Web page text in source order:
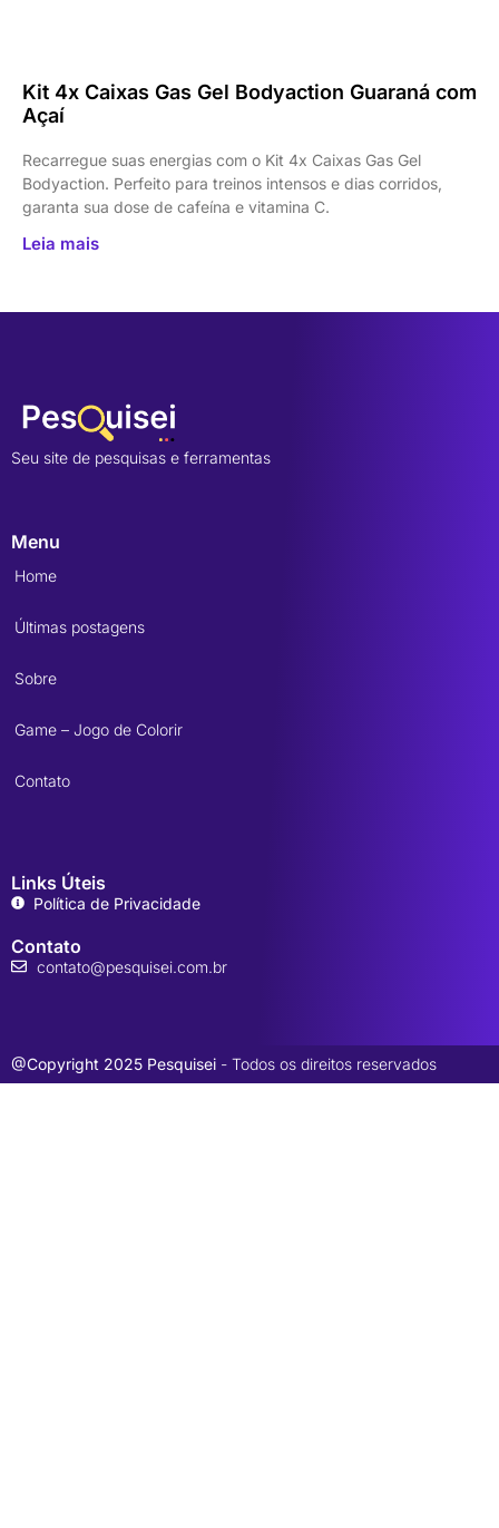
Kit 4x Caixas Gas Gel Bodyaction Guaraná com
Açaí
Recarregue suas energias com o Kit 4x Caixas Gas Gel
Bodyaction. Perfeito para treinos intensos e dias corridos,
garanta sua dose de cafeína e vitamina C.
Leia mais
Seu site de pesquisas e ferramentas
Menu
Home
Últimas postagens
Sobre
Game – Jogo de Colorir
Contato
Links Úteis
Política de Privacidade
Contato
contato@pesquisei.com.br
@Copyright 2025 Pesquisei - Todos os direitos reservados